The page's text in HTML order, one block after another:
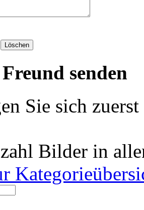
senden
Sie sich
Bilder in